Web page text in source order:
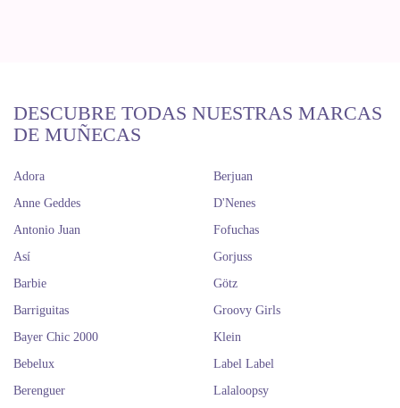
DESCUBRE TODAS NUESTRAS MARCAS
DE MUÑECAS
Adora
Anne Geddes
Antonio Juan
Así
Barbie
Barriguitas
Bayer Chic 2000
Bebelux
Berenguer
Berjuan
D'Nenes
Fofuchas
Gorjuss
Götz
Groovy Girls
Klein
Label Label
Lalaloopsy